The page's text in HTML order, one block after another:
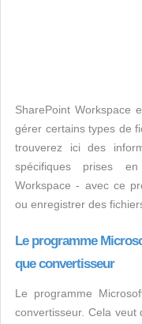
SharePoint Workspace
gérer certains types de
trouverez ici des
spécifiques prises
Workspace - avec ce
ou enregistrer des
Le programme
que convertisseur
Le programme
convertisseur. Cela veut